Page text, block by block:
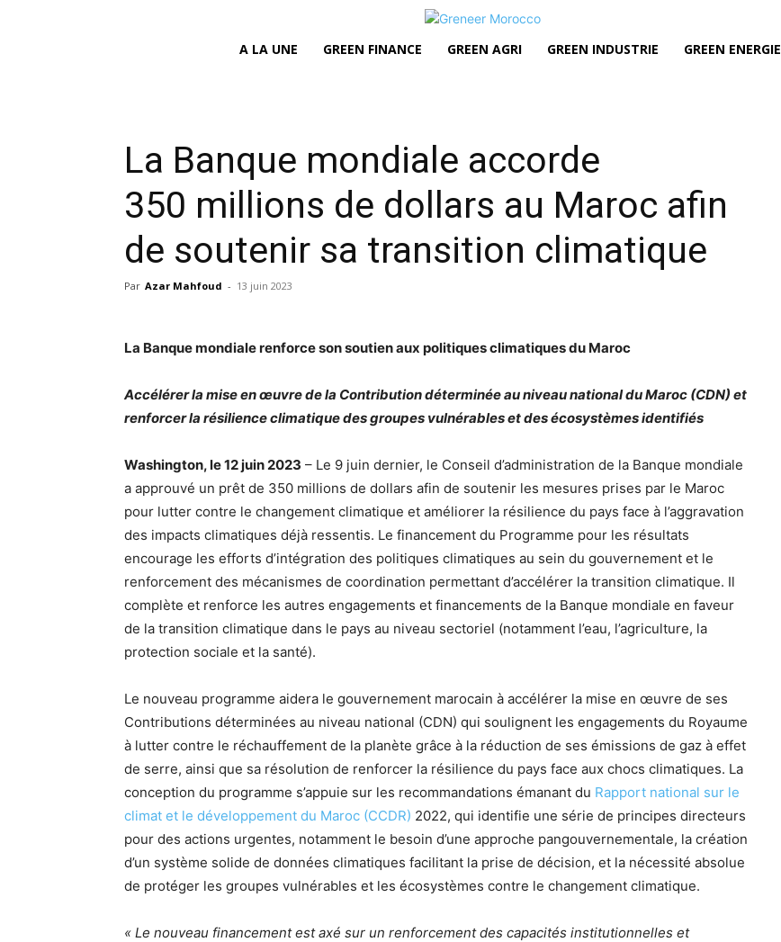
A LA UNE GREEN FINANCE GREEN AGRI GREEN INDUSTRIE GREEN ENERGIE
La Banque mondiale accorde
350 millions de dollars au Maroc afin
de soutenir sa transition climatique
Par Azar Mahfoud - 13 juin 2023
La Banque mondiale renforce son soutien aux politiques climatiques du Maroc
Accélérer la mise en œuvre de la Contribution déterminée au niveau national du Maroc (CDN) et
renforcer la résilience climatique des groupes vulnérables et des écosystèmes identifiés
Washington, le 12 juin 2023 – Le 9 juin dernier, le Conseil d’administration de la Banque mondiale
a approuvé un prêt de 350 millions de dollars afin de soutenir les mesures prises par le Maroc
pour lutter contre le changement climatique et améliorer la résilience du pays face à l’aggravation
des impacts climatiques déjà ressentis. Le financement du Programme pour les résultats
encourage les efforts d’intégration des politiques climatiques au sein du gouvernement et le
renforcement des mécanismes de coordination permettant d’accélérer la transition climatique. Il
complète et renforce les autres engagements et financements de la Banque mondiale en faveur
de la transition climatique dans le pays au niveau sectoriel (notamment l’eau, l’agriculture, la
protection sociale et la santé).
Le nouveau programme aidera le gouvernement marocain à accélérer la mise en œuvre de ses
Contributions déterminées au niveau national (CDN) qui soulignent les engagements du Royaume
à lutter contre le réchauffement de la planète grâce à la réduction de ses émissions de gaz à effet
de serre, ainsi que sa résolution de renforcer la résilience du pays face aux chocs climatiques. La
conception du programme s’appuie sur les recommandations émanant du Rapport national sur le
climat et le développement du Maroc (CCDR) 2022, qui identifie une série de principes directeurs
pour des actions urgentes, notamment le besoin d’une approche pangouvernementale, la création
d’un système solide de données climatiques facilitant la prise de décision, et la nécessité absolue
de protéger les groupes vulnérables et les écosystèmes contre le changement climatique.
« Le nouveau financement est axé sur un renforcement des capacités institutionnelles et